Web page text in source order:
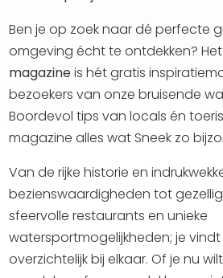
Ben je op zoek naar dé perfecte
omgeving écht te ontdekken?
magazineis hét gratis
bezoekers van onze bruisende
Boordevol tips van locals én
magazine alles wat Sneek zo
Van de rijke historie en
bezienswaardigheden tot
sfeervolle restaurants en unieke
watersportmogelijkheden; je
overzichtelijk bij elkaar. Of je nu